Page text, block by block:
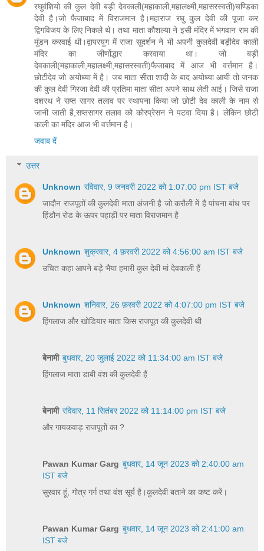
रघुवंशियो की कुल देवी बड़ी देवकाली(महाकाली,महालक्ष्मी,महासरस्वती)चण्डिका
देवी है।जो फैजाबाद में विराजमान है।महाराज रघु कुल देवी की पूजा कर
द्विगविजय के लिए निकले थे। तथा माता कौशल्या ने इसी मंदिर में भगवान राम की
मुंडन करवाई थी।द्वापरयुग में राजा सुदर्शन ने भी अपनी कुलदेवी बड़ीदेव काली
मंदिर का जीर्णोद्धार करवाया था। जो बड़ी
देवकाली(महाकाली,महालक्ष्मी,महासरस्वती)फैजाबाद में आज भी वर्त्तमान है।
छोटीदेव जो अयोध्या में है। जब माता सीता शादी के बाद अयोध्या आयी तो जनक
की कुल देवी गिरजा देवी की प्रतिमा माता सीता अपने साथ लेती आई। जिसे राजा
दशरथ ने सप्त सागर तलाव पर स्थापना किया जो छोटी देव काली के नाम से
जानी जाती है,सप्तसागर तलाव को कोरप्रेसन ने पटवा दिया है। लेकिन छोटी
काली का मंदिर आज भी वर्त्तमान है।
जवाब दें
उत्तर
Unknown रविवार, 9 जनवरी 2022 को 1:07:00 pm IST बजे
जादौन राजपूतों की कुलदेवी माता अंजनी है जो करौली में है पांचना बांध पर
हिंडौन रोड के ऊपर पहाड़ी पर माता विराजमान है
Unknown शुक्रवार, 4 फ़रवरी 2022 को 4:56:00 am IST बजे
उचित कहा आपने बड़े भैया हमारी कुल देवी मां देवकाली हैं
Unknown शनिवार, 26 फ़रवरी 2022 को 4:07:00 pm IST बजे
हिंगलाज और खोडियार माता किस राजपूत की कुलदेवी थी
बेनामी बुधवार, 20 जुलाई 2022 को 11:34:00 am IST बजे
हिंगलाज माता डाबी वंश की कुलदेवी हैं
बेनामी रविवार, 11 सितंबर 2022 को 11:14:00 pm IST बजे
और गायकवाड़ राजपूतों का ?
Pawan Kumar Garg बुधवार, 14 जून 2023 को 2:40:00 am
IST बजे
सुरवार हूं, गोत्र गर्ग तथा वंश सूर्य है।कुलदेवी बताने का कष्ट करें।
Pawan Kumar Garg बुधवार, 14 जून 2023 को 2:41:00 am
IST बजे